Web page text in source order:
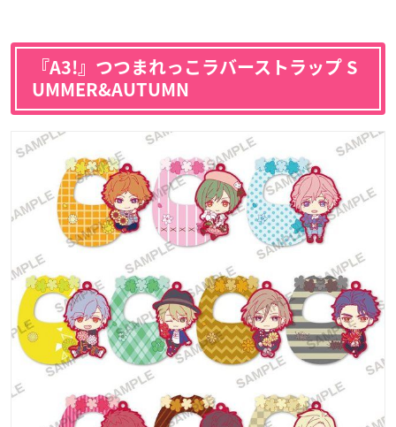
『A3!』つつまれっこラバーストラップ S
UMMER&AUTUMN